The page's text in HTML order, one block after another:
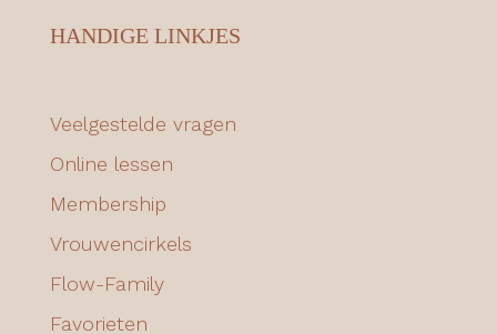
HANDIGE LINKJES
Veelgestelde vragen
Online lessen
Membership
Vrouwencirkels
Flow-Family
Favorieten